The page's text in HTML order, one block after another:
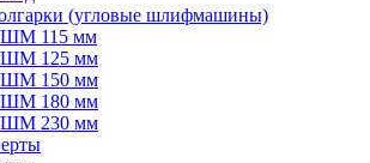
(угловые шлифмашины)
115 мм
125 мм
150 мм
180 мм
230 мм